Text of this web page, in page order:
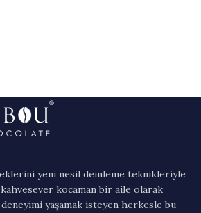
yeni nesil demleme teknikleriyle
kocaman bir aile olarak
yaşamak isteyen herkesle bu